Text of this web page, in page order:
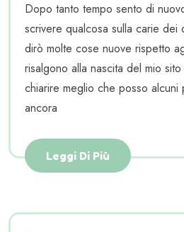
Dopo tanto tempo sento di
scrivere qualcosa sulla carie dei
dirò molte cose nuove rispetto
risalgono alla nascita del mio
chiarire meglio che posso alcuni
ancora
Leggi Di Più